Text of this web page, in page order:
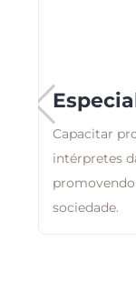
Capacitar
intérpretes
promovendo
sociedade.